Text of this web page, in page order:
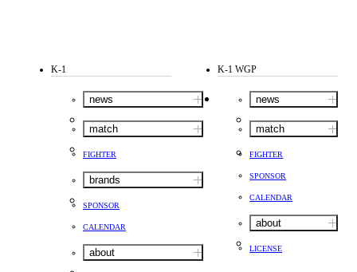
K-1
news
match
FIGHTER
brands
SPONSOR
CALENDAR
about
K-1 WGP
news
match
FIGHTER
SPONSOR
CALENDAR
about
LICENSE